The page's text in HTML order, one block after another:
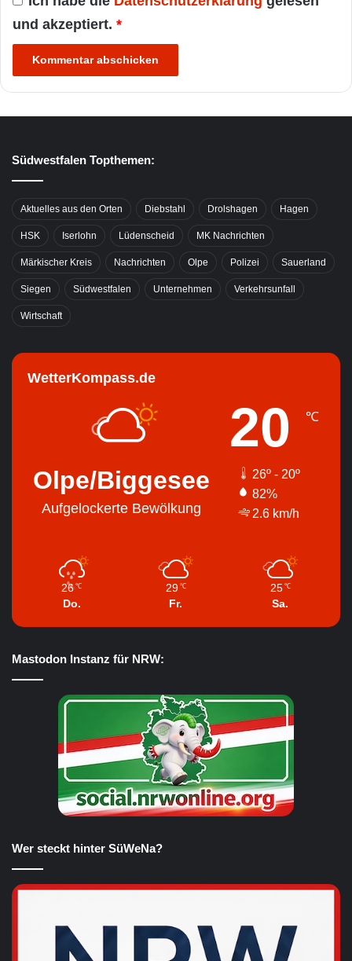
und akzeptiert. *
Südwestfalen Topthemen:
Aktuelles aus den Orten Diebstahl Drolshagen Hagen
HSK Iserlohn Lüdenscheid MK Nachrichten
Märkischer Kreis Nachrichten Olpe Polizei Sauerland
Siegen Südwestfalen Unternehmen Verkehrsunfall
Wirtschaft
WetterKompass.de
Olpe/Biggesee
Aufgelockerte Bewölkung
20 ℃
26º - 20º
82%
2.6 km/h
26 ℃
Do.
29 ℃
Fr.
25 ℃
Sa.
Mastodon Instanz für NRW:
Wer steckt hinter SüWeNa?